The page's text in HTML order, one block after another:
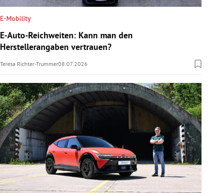
E-Mobility
E-Auto-Reichweiten: Kann man den
Herstellerangaben vertrauen?
Teresa Richter-Trummer08.07.2026